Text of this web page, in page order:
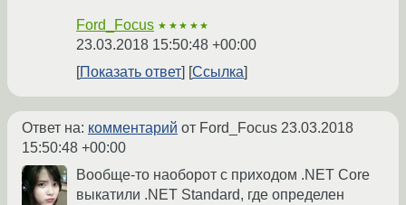
Ford_Focus ★★★★★
23.03.2018 15:50:48 +00:00
Показать ответ
Ссылка
Ответ на: комментарий от Ford_Focus 23.03.2018
15:50:48 +00:00
Вообще-то наоборот с приходом .NET Core
выкатили .NET Standard, где определен